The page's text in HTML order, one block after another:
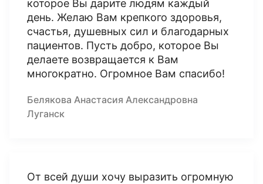
которое Вы дарите людям каждый
день. Желаю Вам крепкого здоровья,
счастья, душевных сил и благодарных
пациентов. Пусть добро, которое Вы
делаете возвращается к Вам
многократно. Огромное Вам спасибо!
Белякова Анастасия Александровна
Луганск
От всей души хочу выразить огромную